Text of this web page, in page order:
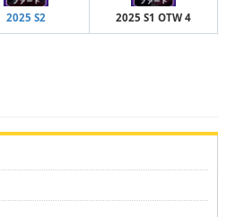
2025 S2 2025 S1 OTW 4